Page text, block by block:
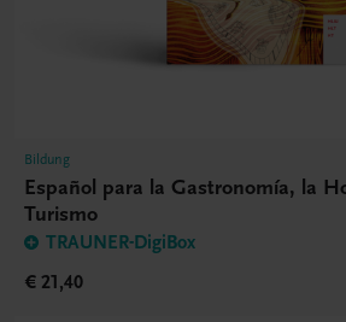
Bildung
Español para la Gastronomía, la
Turismo
TRAUNER-DigiBox
€ 21,40